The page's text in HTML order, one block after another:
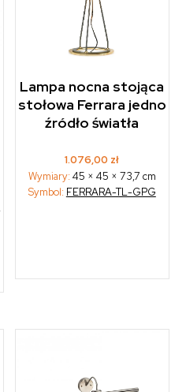
Lampa nocna stojąca
stołowa Ferrara jedno
źródło światła
1.076,00 zł
Wymiary: 45 × 45 × 73,7 cm
Symbol: FERRARA-TL-GPG